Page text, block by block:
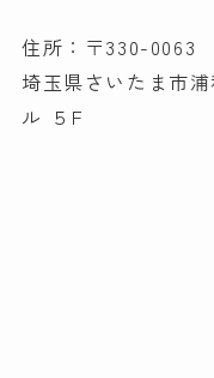
住所：〒330-0063
埼玉県さいたま市
ル ５F